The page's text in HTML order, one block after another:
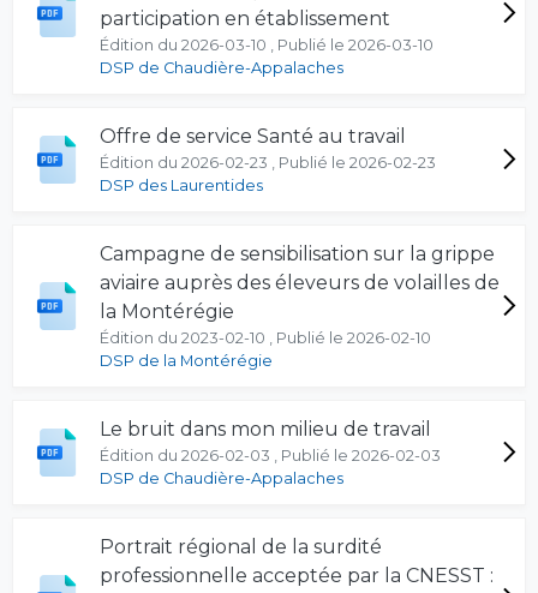
participation en établissement
Édition du 2026-03-10 , Publié le 2026-03-10
DSP de Chaudière-Appalaches
Offre de service Santé au travail
Édition du 2026-02-23 , Publié le 2026-02-23
DSP des Laurentides
Campagne de sensibilisation sur la grippe
aviaire auprès des éleveurs de volailles de
la Montérégie
Édition du 2023-02-10 , Publié le 2026-02-10
DSP de la Montérégie
Le bruit dans mon milieu de travail
Édition du 2026-02-03 , Publié le 2026-02-03
DSP de Chaudière-Appalaches
Portrait régional de la surdité
professionnelle acceptée par la CNESST :